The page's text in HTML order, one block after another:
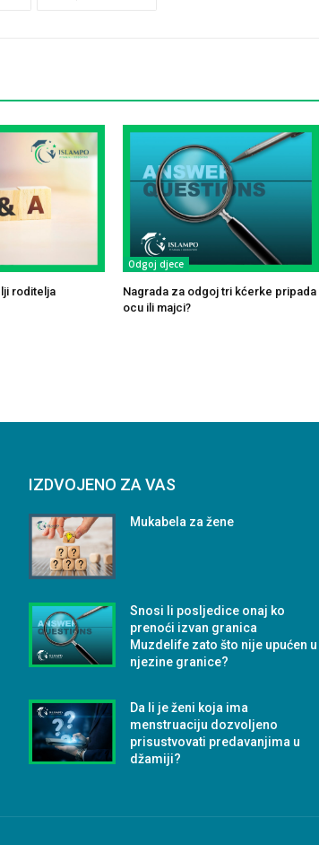
roditelja
Odgoj djece
Nagrada za odgoj tri kćerke pripada
ocu ili majci?
IZDVOJENO ZA VAS
Mukabela za žene
Snosi li posljedice onaj ko
prenoći izvan granica
Muzdelife zato što nije upućen u
njezine granice?
Da li je ženi koja ima
menstruaciju dozvoljeno
prisustvovati predavanjima u
džamiji?